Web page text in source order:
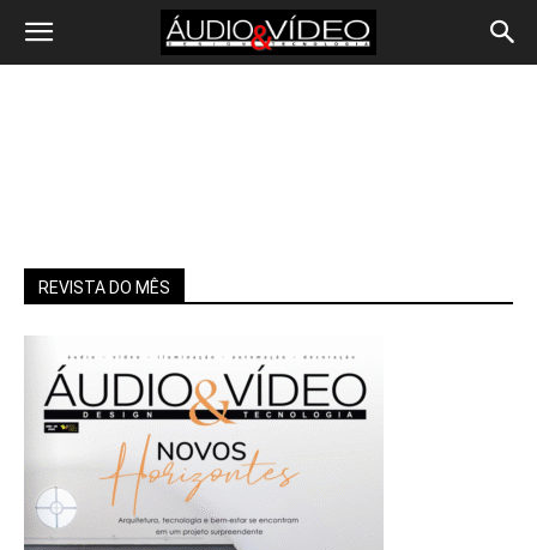
REVISTA DO MÊS